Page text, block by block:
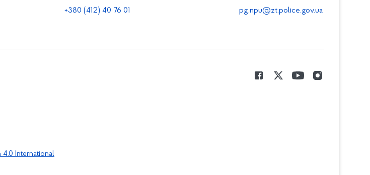
+380 (412) 40 76 01
pg.npu@zt.police.gov.ua
International